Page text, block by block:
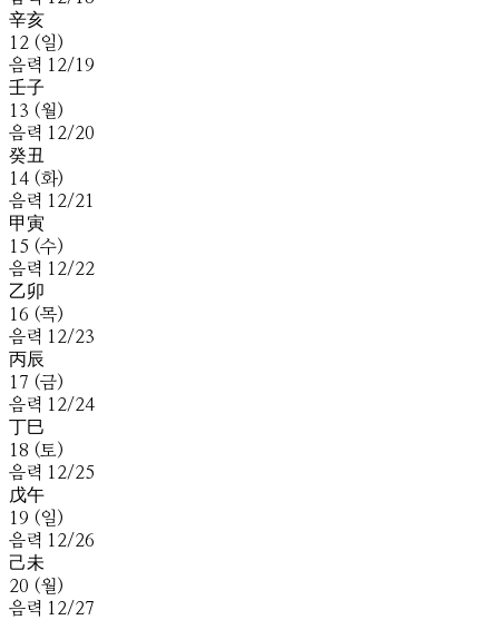
辛亥
12 (일 )
음력 12/19
壬子
13 (월)
음력 12/20
癸丑
14 (화)
음력 12/21
甲 寅
15 (수)
음력 12/22
乙卯
16 (목)
음력 12/23
丙辰
17 (금)
음력 12/24
丁巳
18 (토)
음력 12/25
戊午
19 (일 )
음력 12/26
己未
20 (월)
음력 12/27